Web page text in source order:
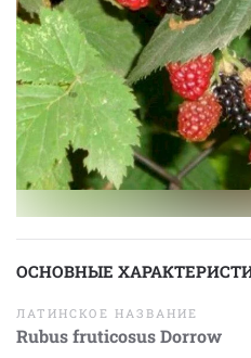
ОСНОВНЫЕ
ЛАТИНСКОЕ НАЗВАНИЕ
Rubus fruticosus Dorrow